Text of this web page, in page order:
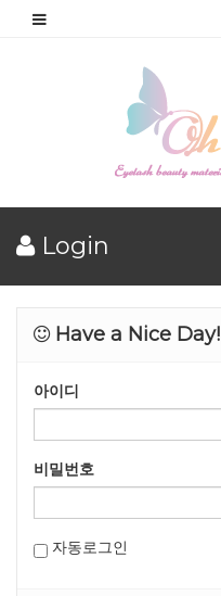
Login
Have a Nice Day!
아이디
비밀번호
자동로그인